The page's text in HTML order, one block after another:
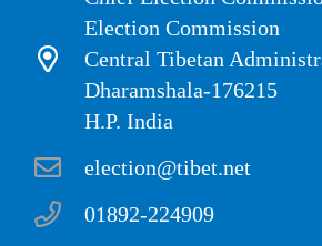
Election Commission
Central Tibetan
Dharamshala-176215
H.P. India
election@tibet.net
01892-224909